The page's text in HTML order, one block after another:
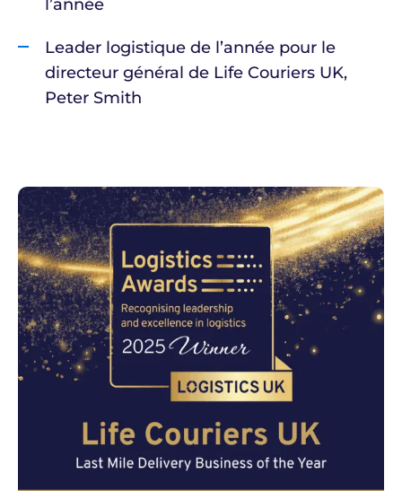
l’année
Leader logistique de l’année pour le
directeur général de Life Couriers UK,
Peter Smith